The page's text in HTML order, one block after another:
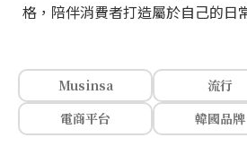
格，陪伴消費者打造屬於自己的日
Musinsa
流行
電商平台
韓國品牌